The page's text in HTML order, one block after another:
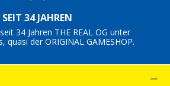
SEIT 34 JAHREN
34 Jahren THE REAL OG unter
quasi der ORIGINAL GAMESHOP.